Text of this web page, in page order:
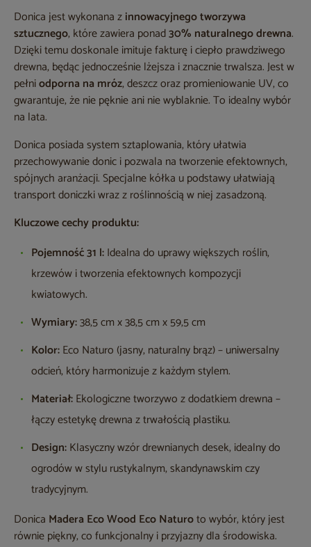
Donica jest wykonana zinnowacyjnego tworzywa
sztucznego, które zawiera ponad30% naturalnego drewna.
Dzięki temu doskonale imituje fakturę i ciepło prawdziwego
drewna, będąc jednocześnie lżejsza i znacznie trwalsza. Jest w
pełniodporna na mróz, deszcz oraz promieniowanie UV, co
gwarantuje, że nie pęknie ani nie wyblaknie. To idealny wybór
na lata.
Donica posiada system sztaplowania, który ułatwia
przechowywanie donic i pozwala na tworzenie efektownych,
spójnych aranżacji. Specjalne kółka u podstawy ułatwiają
transport doniczki wraz z roślinnością w niej zasadzoną.
Kluczowe cechy produktu:
Pojemność 31 l:Idealna do uprawy większych roślin,
krzewów i tworzenia efektownych kompozycji
kwiatowych.
Wymiary:38,5 cm x 38,5 cm x 59,5 cm
Kolor:Eco Naturo (jasny, naturalny brąz) – uniwersalny
odcień, który harmonizuje z każdym stylem.
Materiał:Ekologiczne tworzywo z dodatkiem drewna –
łączy estetykę drewna z trwałością plastiku.
Design:Klasyczny wzór drewnianych desek, idealny do
ogrodów w stylu rustykalnym, skandynawskim czy
tradycyjnym.
Donica Madera Eco Wood Eco Naturoto wybór, który jest
równie piękny, co funkcjonalny i przyjazny dla środowiska.